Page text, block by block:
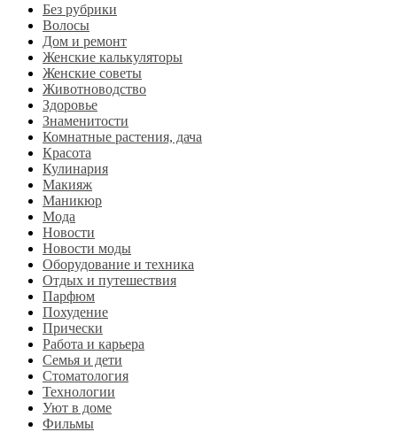
Без рубрики
Волосы
Дом и ремонт
Женские калькуляторы
Женские советы
Животноводство
Здоровье
Знаменитости
Комнатные растения, дача
Красота
Кулинария
Макияж
Маникюр
Мода
Новости
Новости моды
Оборудование и техника
Отдых и путешествия
Парфюм
Похудение
Прически
Работа и карьера
Семья и дети
Стоматология
Технологии
Уют в доме
Фильмы